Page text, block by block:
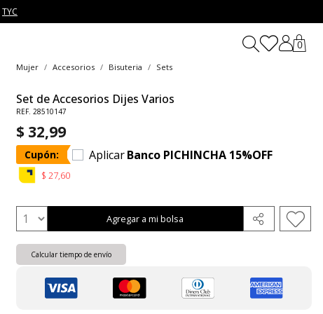
TYC
0
Mujer Accesorios Bisuteria Sets
Set de Accesorios Dijes Varios
REF. 28510147
$ 32,99
Cupón: Aplicar Banco PICHINCHA 15%OFF
$ 27,60
Agregar a mi bolsa
Calcular tiempo de envío